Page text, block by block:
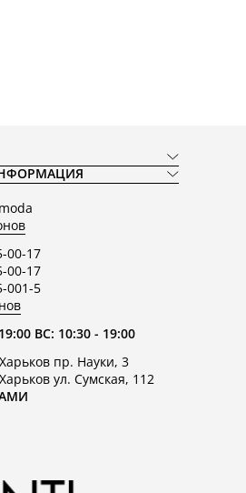
00-17
00-17
001-5
ВС: 10:30 - 19:00
пр. Науки, 3
ул. Сумская, 112